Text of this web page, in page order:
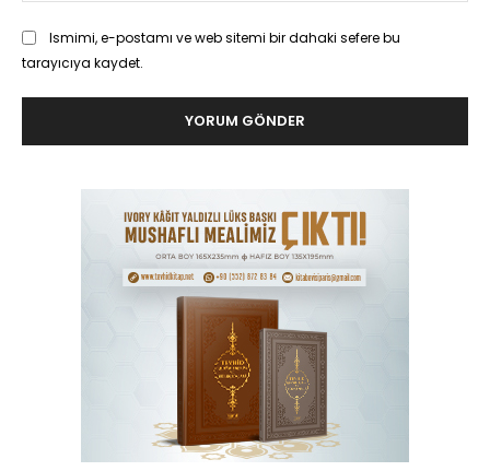
Ismimi, e-postamı ve web sitemi bir dahaki sefere bu
tarayıcıya kaydet.